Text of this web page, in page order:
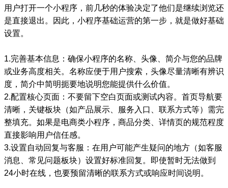
用户打开一个小程序，前几秒的体验决定了他们是继续浏览还
是直接退出。因此，小程序基础运营的第一步，就是做好基础
设置。
1.完善基本信息：确保小程序的名称、头像、简介与您的品牌
或业务高度相关。名称应便于用户搜索，头像尽量清晰有辨识
度，简介中简明扼要地说明您能提供什么价值。
2.配置核心页面：不要留下空白页面或测试内容。首页导航要
清晰，关键板块（如产品展示、服务入口、联系方式等）需完
整填充。如果是电商类小程序，商品分类、详情页的规范程度
直接影响用户信任感。
3.设置自动回复与客服：在用户可能产生疑问的地方（如客服
消息、常见问题板块）设置好标准回复。即使暂时无法做到
24小时在线，也要预留清晰的联系方式或响应时间说明。